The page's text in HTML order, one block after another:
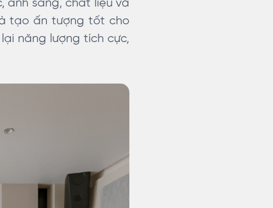
ánh sáng, chất liệu và
tạo ấn tượng tốt cho
năng lượng tích cực,